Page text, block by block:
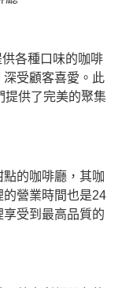
各種口味的咖啡
受顧客喜愛。此
提供了完美的聚集
的咖啡廳，其咖
營業時間也是24
受到最高品質的